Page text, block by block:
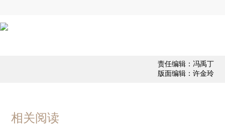
责任编辑：冯禹丁
版面编辑：许金玲
相关阅读